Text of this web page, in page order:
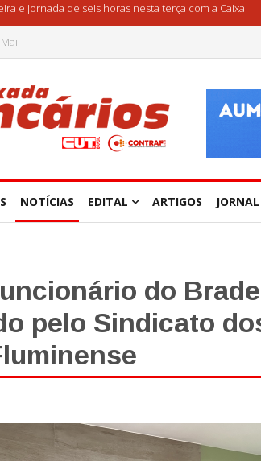
e jornada de seis horas nesta terça com a Caixa
NOTÍCIAS EDITAL ARTIGOS JORNAL
do
pelo Sindicato